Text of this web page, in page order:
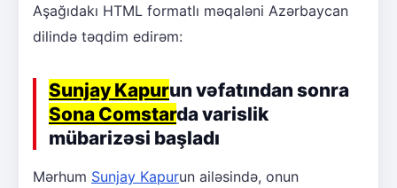
Aşağıdakı HTML formatlı məqaləni Azərbaycan
dilində təqdim edirəm:
Sunjay Kapurun vəfatından sonra
Sona Comstarda varislik
mübarizəsi başladı
Mərhum Sunjay Kapurun ailəsində, onun